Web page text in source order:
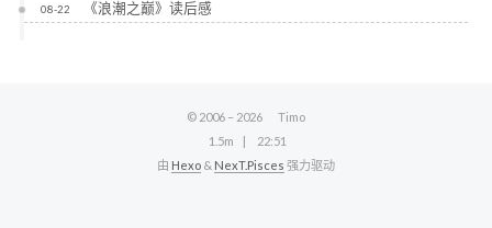
08-22 《浪潮之巅》读后感
© 2006 – 2026
Timo
1.5m
22:51
由 Hexo & NexT.Pisces 强力驱动